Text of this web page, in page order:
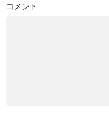
コメント